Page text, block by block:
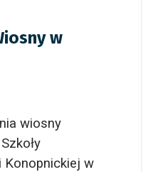
w
wiosny
Konopnickiej w